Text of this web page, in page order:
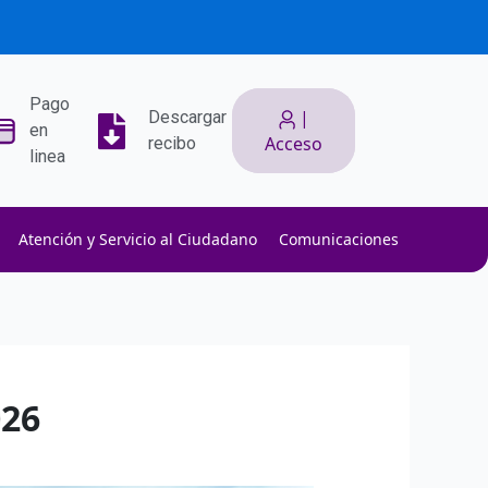
Pago
en
linea
Descargar
recibo
|
Acceso
Atención y Servicio al Ciudadano Comunicaciones